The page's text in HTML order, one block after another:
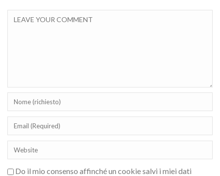
Do il mio consenso affinché un cookie salvi i miei dati